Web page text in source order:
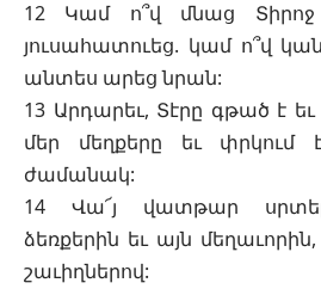
12 Կամ ո՞վ մնաց Տիրոջ
յուսահատուեց. կամ ո՞վ
անտես արեց նրան:
13 Արդարեւ, Տէրը գթած է եւ
մեր մեղքերը եւ փրկում
ժամանակ:
14 Վա՜յ վատթար
ձեռքերին եւ այն մեղաւորին,
շաւիղներով: